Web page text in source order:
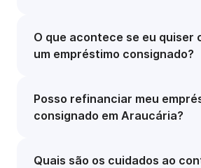
O que acontece se eu quiser
um empréstimo consignado?
Posso refinanciar meu
consignado em Araucária?
Quais são os cuidados ao